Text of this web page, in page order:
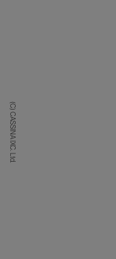
(C) CASSINA IXC. Ltd.